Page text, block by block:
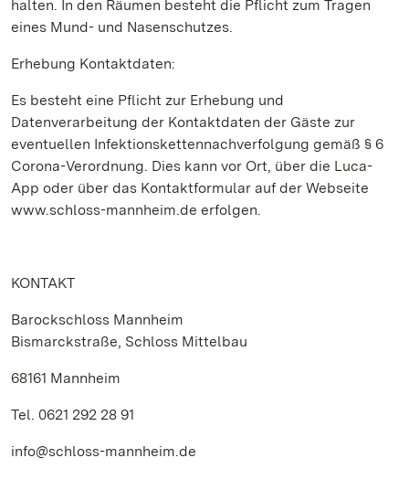
halten. In den Räumen besteht die Pflicht zum Tragen
eines Mund- und Nasenschutzes.
Erhebung Kontaktdaten:
Es besteht eine Pflicht zur Erhebung und
Datenverarbeitung der Kontaktdaten der Gäste zur
eventuellen Infektionskettennachverfolgung gemäß § 6
Corona-Verordnung. Dies kann vor Ort, über die Luca-
App oder über das Kontaktformular auf der Webseite
www.schloss-mannheim.de erfolgen.
KONTAKT
Barockschloss Mannheim
Bismarckstraße, Schloss Mittelbau
68161 Mannheim
Tel. 0621 292 28 91
info@schloss-mannheim.de